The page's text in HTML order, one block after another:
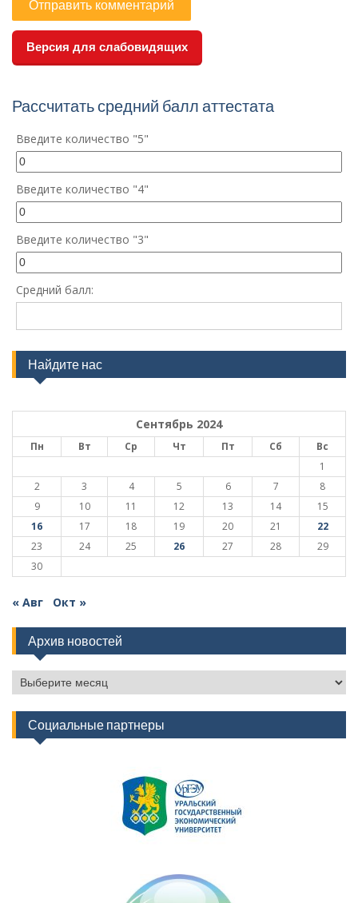
Версия для слабовидящих
Рассчитать средний балл аттестата
Введите количество "5"
Введите количество "4"
Введите количество "3"
Средний балл:
Найдите нас
Сентябрь 2024
Пн Вт Ср Чт Пт Сб
Вс
1
2
3 4 5 6 7
8
9
10 11 12 13 14
15
16
17 18 19 20 21
22
23
24 25 26 27 28
29
30
« Авг Окт »
Архив новостей
Архив
новостей
Социальные партнеры